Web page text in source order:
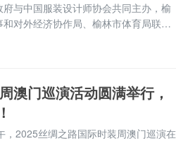
与中国服装设计师协会共同主办，榆
对外经济协作局、榆林市体育局联合
毛服饰设计大赛暨陕西省第一届冬季
榆林市政协主席、统...
澳门巡演活动圆满举行，
2025丝绸之路国际时装周澳门巡演在